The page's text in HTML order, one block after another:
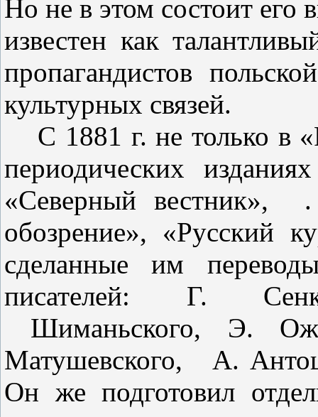
Но не в этом состоит его
известен как
пропагандистов
культурных связей.
С 1881 г. не только в
пери­одических изданиях
«Северный вестник»,
обозрение», «Русский
сделанные им
писателей:
Г.
Шиманьского, Э.
Матушевского,
А.
Он же подготовил